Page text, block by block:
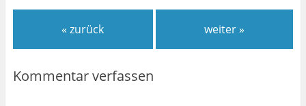
« zurück weiter »
Kommentar verfassen